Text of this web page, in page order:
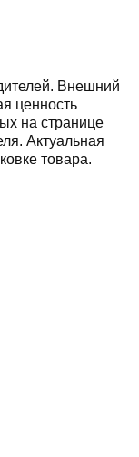
Внешний
ценность
на странице
Актуальная
товара.